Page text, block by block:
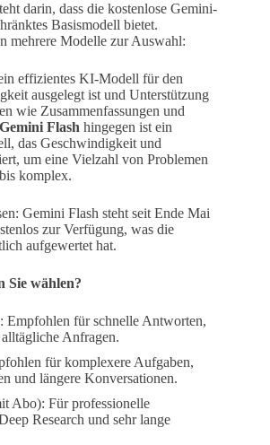
darin, dass die kostenlose Gemini-
Basismodell bietet.
mehrere Modelle zur Auswahl:
effizientes KI-Modell für den
ausgelegt ist und Unterstützung
wie Zusammenfassungen und
Gemini Flash hingegen ist ein
das Geschwindigkeit und
um eine Vielzahl von Problemen
komplex.
Gemini Flash steht seit Ende Mai
zur Verfügung, was die
aufgewertet hat.
Sie wählen?
: Empfohlen für schnelle Antworten,
Anfragen.
für komplexere Aufgaben,
und längere Konversationen.
Abo): Für professionelle
Research und sehr lange